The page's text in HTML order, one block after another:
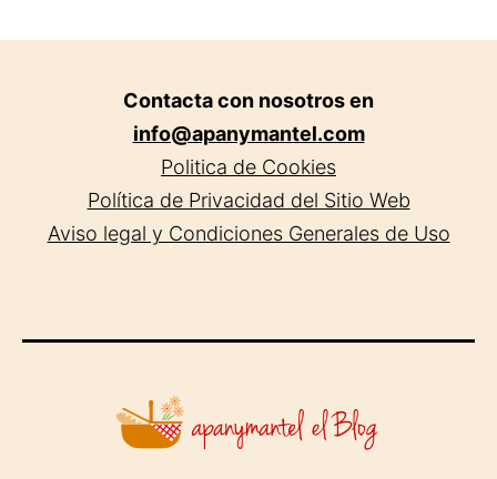
Contacta con nosotros en
info@apanymantel.com
Politica de Cookies
Política de Privacidad del Sitio Web
Aviso legal y Condiciones Generales de Uso